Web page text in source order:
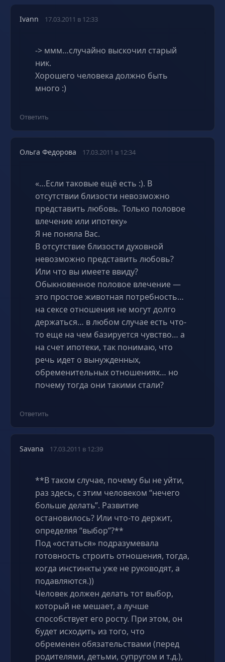
Ivann 17.03.2011 в 12:33
-> ммм…случайно выскочил старый
ник.
Хорошего человека должно быть
много :)
Ответить
Ольга Федорова 17.03.2011 в 12:34
«…Если таковые ещё есть :). В
отсутствии близости невозможно
представить любовь. Только половое
влечение или ипотеку»
Я не поняла Вас.
В отсутствие близости духовной
невозможно представить любовь?
Или что вы имеете ввиду?
Обыкновенное половое влечение —
это простое животная потребность…
на сексе отношения не могут долго
держаться… в любом случае есть что-
то еще на чем базируется чувство… а
на счет ипотеки, так понимаю, что
речь идет о вынужденных,
обременительных отношениях… но
почему тогда они такими стали?
Ответить
Savana 17.03.2011 в 12:39
**В таком случае, почему бы не уйти,
раз здесь, с этим человеком “нечего
больше делать”. Развитие
остановилось? Или что-то держит,
определяя “выбор”?**
Под «остаться» подразумевала
готовность строить отношения, тогда,
когда инстинкты уже не руководят, а
подавляются.))
Человек должен делать тот выбор,
который не мешает, а лучше
способствует его росту. При этом, он
будет исходить из того, что
обременен обязательствами (перед
родителями, детьми, супругом и т.д.),